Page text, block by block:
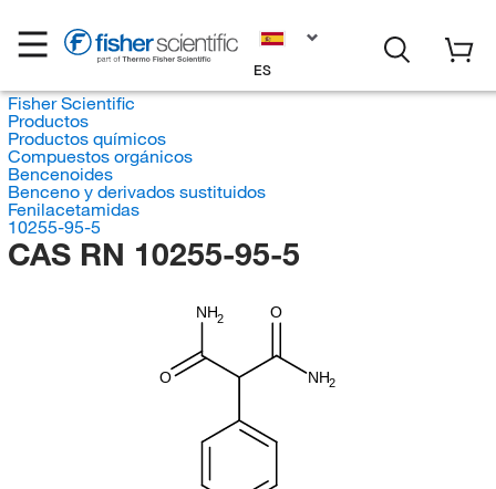
ES
Fisher Scientific
Productos
Productos químicos
Compuestos orgánicos
Bencenoides
Benceno y derivados sustituidos
Fenilacetamidas
10255-95-5
CAS RN 10255-95-5
NH2
O NH2
O